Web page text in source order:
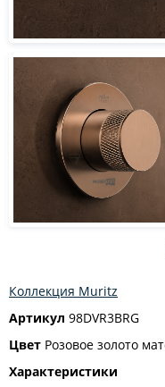
Коллекция Muritz
Артикул 98DVR3BRG
Цвет Розовое золото
Характеристики